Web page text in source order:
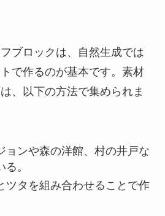
ブロックは、自然生成では
で作るのが基本です。素材
、以下の方法で集められま
ョンや森の洋館、村の井戸な
。
ツタを組み合わせることで作